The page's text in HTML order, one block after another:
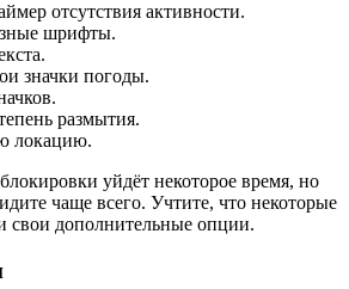
отсутствия активности.
шрифты.
значки погоды.
размытия.
локацию.
уйдёт некоторое время, но
чаще всего. Учтите, что некоторые
свои дополнительные опции.